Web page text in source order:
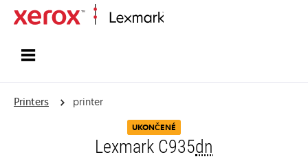
Printers printer
UKONČENÉ
Lexmark C935dn